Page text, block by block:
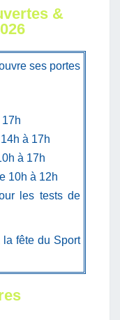
&
ses portes
à 17h
à 17h
10h à 12h
les tests de
fête du Sport